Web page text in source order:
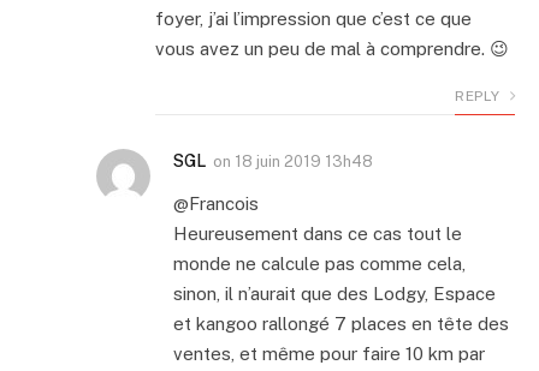
foyer, j’ai l’impression que c’est ce que
vous avez un peu de mal à comprendre. 😉
REPLY
SGL on 18 juin 2019 13h48
@Francois
Heureusement dans ce cas tout le
monde ne calcule pas comme cela,
sinon, il n’aurait que des Lodgy, Espace
et kangoo rallongé 7 places en tête des
ventes, et même pour faire 10 km par